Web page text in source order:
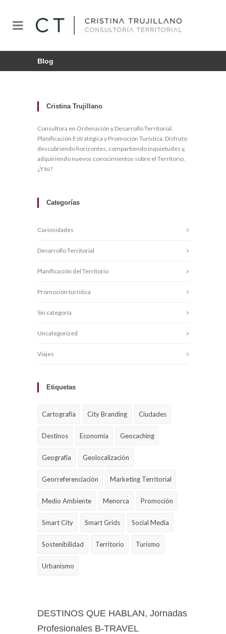
Blog
Cristina Trujillano
Consultora en Ordenación y Desarrollo Territorial,
Planificación Estratégica y Promoción Turística. Disfruto
descubriendo horizontes, compartiendo inquietudes y,
adquiriendo nuevos conocimientos sobre el Territorio.
¿Y tú?
Categorías
Curiosidades
Desarrollo Territorial
Planificación del Territorio
Promoción turística
Sin categoría
Uncategorized
Viajes
Etiquetas
Cartografía City Branding Ciudades
Destinos Economía Geocaching
Geografía Geolocalización
Georreferenciación Marketing Territorial
Medio Ambiente Menorca Promoción
Smart City Smart Grids Social Media
Sostenibilidad Territorio Turismo
Urbanismo
DESTINOS QUE HABLAN, Jornadas
Profesionales B-TRAVEL